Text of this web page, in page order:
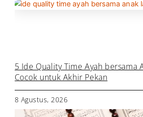
5 Ide Quality Time Ayah bersama
Cocok untuk Akhir Pekan
8 Agustus, 2026